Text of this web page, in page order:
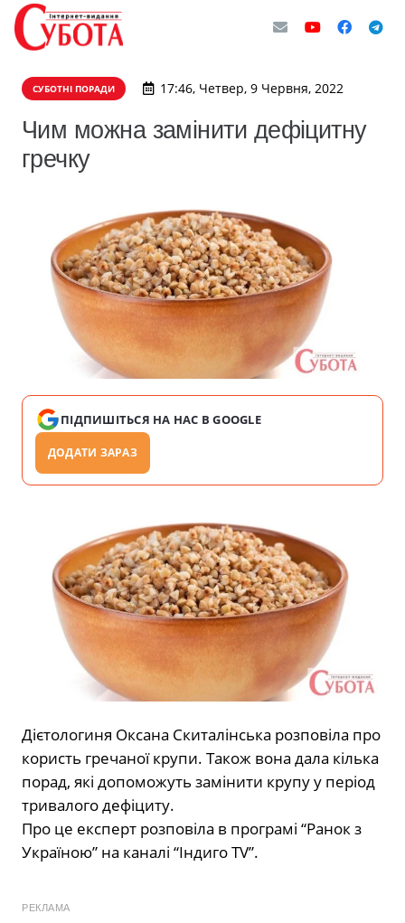
СУБОТНІ ПОРАДИ 17:46, Четвер, 9 Червня, 2022
Чим можна замінити дефіцитну
гречку
ПІДПИШІТЬСЯ НА НАС В GOOGLE
ДОДАТИ ЗАРАЗ
Дієтологиня Оксана Скиталінська розповіла про
користь гречаної крупи. Також вона дала кілька
порад, які допоможуть замінити крупу у період
тривалого дефіциту.
Про це експерт розповіла в програмі “Ранок з
Україною” на каналі “Індиго TV”.
РЕКЛАМА